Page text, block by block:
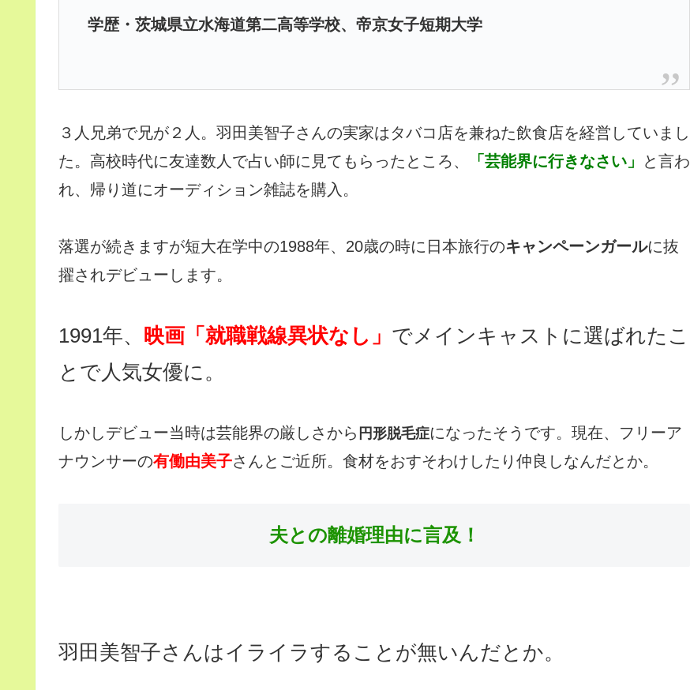
学歴・茨城県立水海道第二高等学校、帝京女子短期大学
３人兄弟で兄が２人。羽田美智子さんの実家はタバコ店を兼ねた飲食店を経営していまし
た。高校時代に友達数人で占い師に見てもらったところ、
「芸能界に行きなさい」
と言わ
れ、帰り道にオーディション雑誌を購入。
落選が続きますが短大在学中の1988年、20歳の時に日本旅行のキャンペーンガールに抜
擢されデビューします。
1991年、 映画「就職戦線異状なし」 でメインキャストに選ばれたこ
とで人気女優に。
しかしデビュー当時は芸能界の厳しさから 円形脱毛症になったそうです。現在、フリーア
ナウンサーの有働由美子さんとご近所。食材をおすそわけしたり仲良しなんだとか。
夫との離婚理由に言及！
羽田美智子さんはイライラすることが無いんだとか。